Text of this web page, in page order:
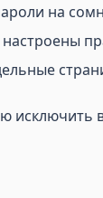
на
исключить